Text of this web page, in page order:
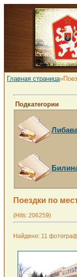
Главная страница
Подкатегории
Поездки по
(Hits: 206259)
Найдено: 11